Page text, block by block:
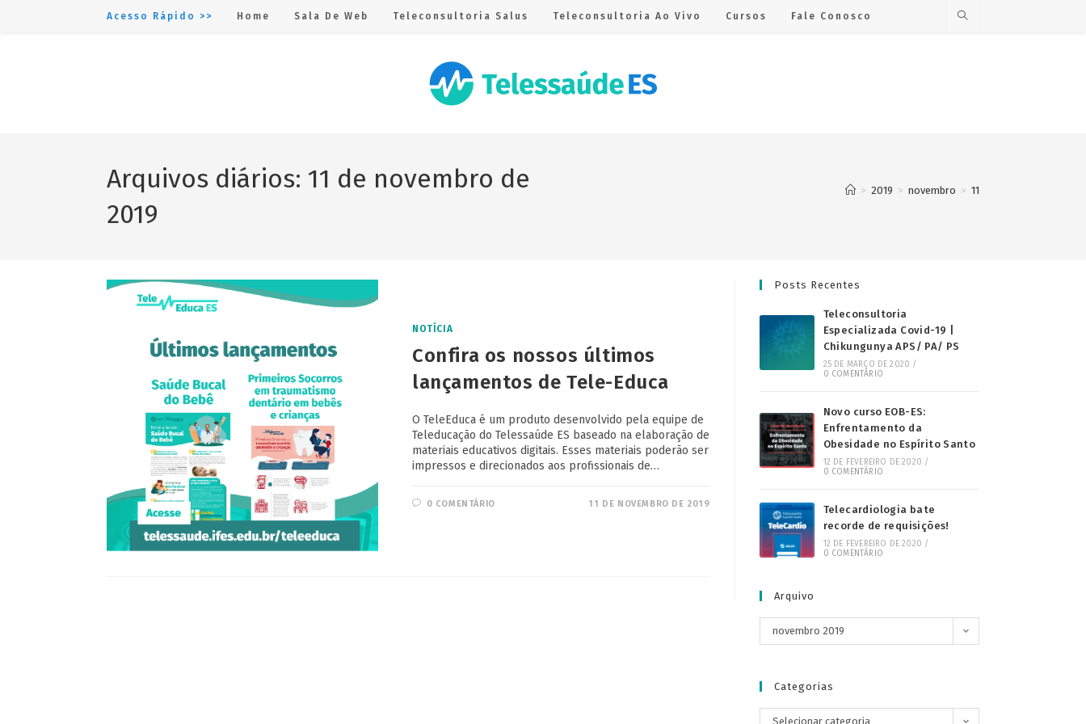
Acesso Rápido >> Home Sala De Web Teleconsultoria Salus Teleconsultoria Ao Vivo Cursos Fale Conosco
Arquivos diários: 11 de novembro de
2019
> 2019 > novembro > 11
NOTÍCIA
Confira os nossos últimos
lançamentos de Tele-Educa
O TeleEduca é um produto desenvolvido pela equipe de
Teleducação do Telessaúde ES baseado na elaboração de
materiais educativos digitais. Esses materiais poderão ser
impressos e direcionados aos profissionais de…
0 COMENTÁRIO 11 DE NOVEMBRO DE 2019
Posts Recentes
Teleconsultoria
Especializada Covid-19 |
Chikungunya APS/ PA/ PS
25 DE MARÇO DE 2020 /
0 COMENTÁRIO
Novo curso EOB-ES:
Enfrentamento da
Obesidade no Espírito Santo
12 DE FEVEREIRO DE 2020 /
0 COMENTÁRIO
Telecardiologia bate
recorde de requisições!
12 DE FEVEREIRO DE 2020 /
0 COMENTÁRIO
Arquivo
novembro 2019
Categorias
Selecionar categoria